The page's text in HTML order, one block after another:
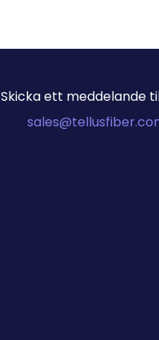
Skicka ett meddelande